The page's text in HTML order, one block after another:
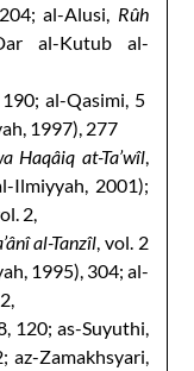
al-Alusi, Rûh
al-Kutub al-
al-Qasimi, 5
1997), 277
Haqâiq at-Ta’wîl,
Ilmiyyah, 2001);
2,
al-Tanzîl, vol. 2
1995), 304; al-
120; as-Suyuthi,
az-Zamakhsyari,